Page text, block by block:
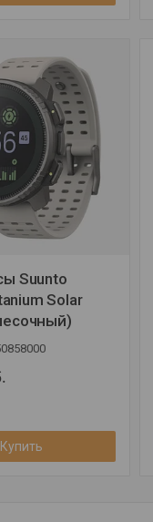
Suunto
Solar
Купить